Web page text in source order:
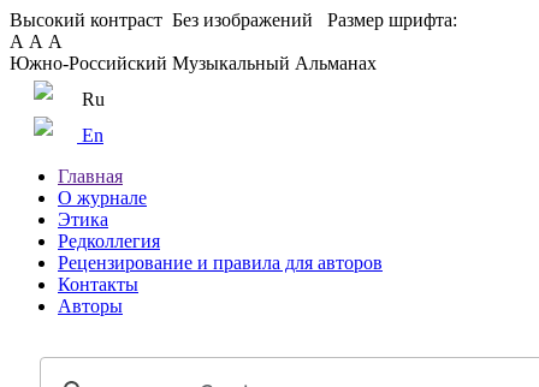
Высокий контраст Без изображений
Размер шрифта:
А А А
Южно-Российский Музыкальный Альманах
Ru
En
Главная
О журнале
Этика
Редколлегия
Рецензирование и правила для авторов
Контакты
Авторы